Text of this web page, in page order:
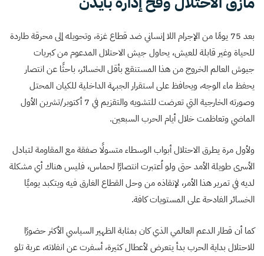
بعد 75 يومًا من الإجرام اللا إنساني ضد قطاع غزة، وتحويله إلى محرقة طاردة
للحياة وغير قابلة للعيش، يحاول جيش الاحتلال المدعوم من كبريات
جيوش العالم الخروج من هذا المستنقع بأقل الخسائر، باحثًا عن انتصار
يحفظ ماء الوجه، ويحافظ على استقرار الجبهة الداخلية للكيان المحتل
وصورته الخارجية التي تعرضت للتشويه والتقزيم في 7 أكتوبر/تشرين الأول
الماضي وتعاظمت خلال أيام الحرب السبعين.
ولأول مرة يطرق الاحتلال أبواب الوسطاء متسولًا صفقة مع المقاومة لتبادل
الأسرى طويلة الأمد حتى ولو اُعتبرت انتصارًا لحماس، فليس هناك أي مشكلة
لديه في تمرير هذا الأمر، لإنقاذه من وحل القطاع الغارق فيه ويتكبد يوميًا
الخسائر الفادحة على المستويات كافة.
كما أن قطار الدعم العالمي الذي كان بمثابة الظهير السياسي الأكثر حضورًا
للاحتلال بداية الحرب بدأ يتعرض لأعطال كثيرة، أسفرت عن انفلاته، عربة تلو